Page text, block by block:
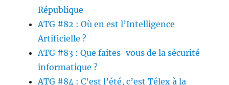
République
ATG #82 : Où en est l’Intelligence
Artificielle ?
ATG #83 : Que faites-vous de la sécurité
informatique ?
ATG #84 : C’est l’été, c’est Télex à la